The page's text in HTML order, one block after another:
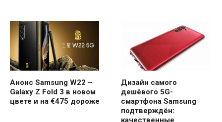
Анонс Samsung W22 –
Galaxy Z Fold 3 в новом
цвете и на €475 дороже
Дизайн самого
дешёвого 5G-
смартфона Samsung
подтверждён:
качественные